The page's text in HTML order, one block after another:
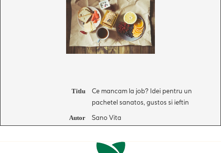
Titlu
Ce mancam la job? Idei pentru un
pachetel sanatos, gustos si ieftin
Autor Sano Vita